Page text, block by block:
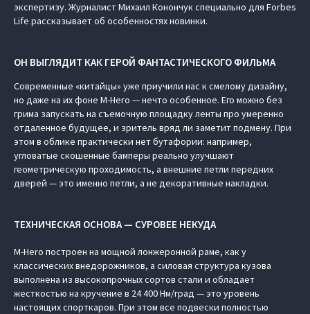
экспертизу. Журналист Михаил Конончук специально для Forbes
Life рассказывает об особенностях новинки.
ОН ВЫГЛЯДИТ КАК ГЕРОЙ ФАНТАСТИЧЕСКОГО ФИЛЬМА
Современные «китайцы» уже приучили нас к смелому дизайну,
но даже на их фоне M-Hero — нечто особенное. Его можно без
грима запускать на съемочную площадку ленты про умеренно
отдаленное будущее, и зритель вряд ли заметит подмену. При
этом в облике практически нет бутафории: например,
угловатые скошенные бамперы реально улучшают
геометрическую проходимость, а внешние петли передних
дверей — это именно петли, а не декоративные накладки.
ТЕХНИЧЕСКАЯ ОСНОВА — СУРОВЕЕ НЕКУДА
M-Hero построен на мощной лонжеронной раме, как у
классических внедорожников, а силовая структура кузова
выполнена из высокопрочных сортов стали и обладает
жесткостью на кручение в 24 400 Нм/град — это уровень
настоящих спорткаров. При этом все подвески полностью